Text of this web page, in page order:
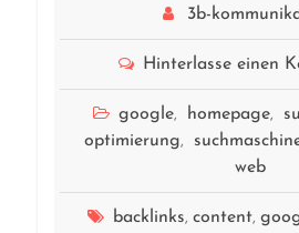
3b-
Hinterlasse einen
google, homepage,
optimierung,
web
backlinks, content,